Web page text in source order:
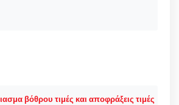
βόθρου τιμές και αποφράξεις τιμές